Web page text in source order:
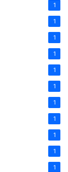
1
1
1
1
1
1
1
1
1
1
1